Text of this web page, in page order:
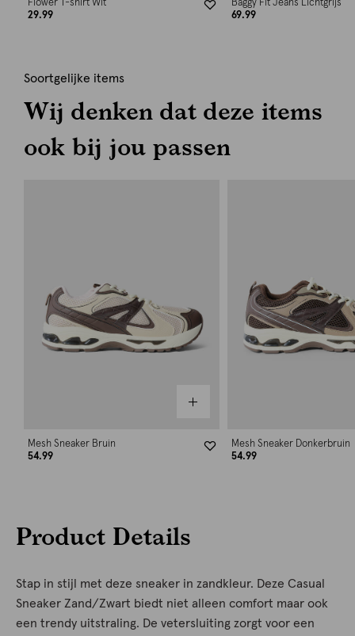
Flower T-shirt Wit
29.99
Baggy Fit Jeans Lichtgrijs
69.99
Soortgelijke items
Wij denken dat deze items
ook bij jou passen
Mesh Sneaker Bruin
54.99
Mesh Sneaker Donkerbruin
54.99
Product Details
Stap in stijl met deze sneaker in zandkleur. Deze Casual
Sneaker Zand/Zwart biedt niet alleen comfort maar ook
een trendy uitstraling. De vetersluiting zorgt voor een